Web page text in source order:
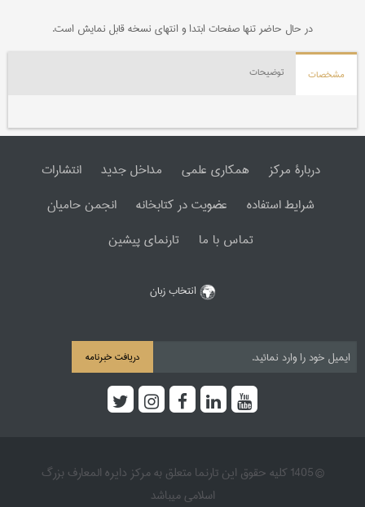
در حال حاضر تنها صفحات ابتدا و انتهای نسخه قابل نمایش است.
مشخصات توضیحات
دربارۀ مرکز همکاری علمی مداخل جدید
انتشارات
شرایط استفاده
عضویت در کتابخانه
انجمن حامیان
تماس با ما
تارنمای پیشین
انتخاب زبان
دریافت خبرنامه
© 1405 کلیه حقوق این تارنما متعلق به مرکز دایره المعارف بزرگ
اسلامی میباشد